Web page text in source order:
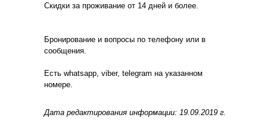
Скидки за проживание от 14 дней и более.
Бронирование и вопросы по телефону или в
сообщения.
Есть whatsapp, viber, telegram на указанном
номере.
Дата редактирования информации: 19.09.2019 г.